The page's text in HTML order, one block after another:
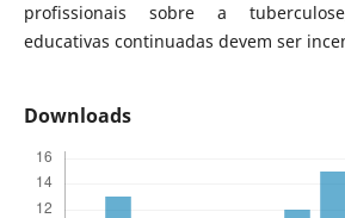
profissionais sobre a
educativas continuadas devem ser
Downloads